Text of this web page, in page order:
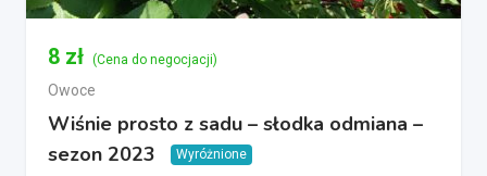
8 zł (Cena do negocjacji)
Owoce
Wiśnie prosto z sadu – słodka odmiana –
sezon 2023
Wyróżnione